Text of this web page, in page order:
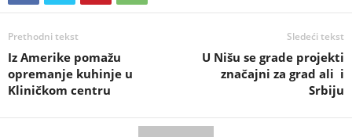
Prethodni tekst
Iz Amerike pomažu
opremanje kuhinje u
Kliničkom centru
Sledeći tekst
U Nišu se grade projekti
značajni za grad ali i
Srbiju